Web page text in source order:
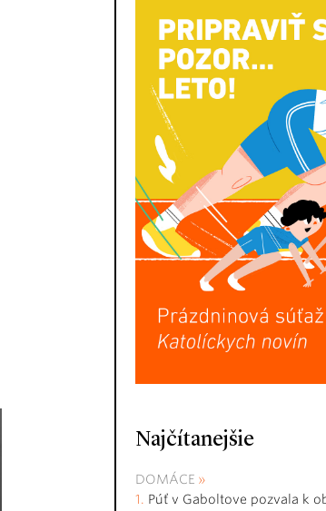
Najčítanejšie
DOMÁCE
Púť v Gaboltove pozvala k